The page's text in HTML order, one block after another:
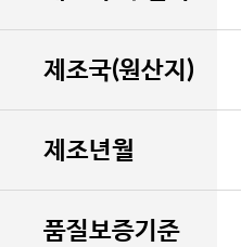
제조국(원산지)
제조년월
품질보증기준